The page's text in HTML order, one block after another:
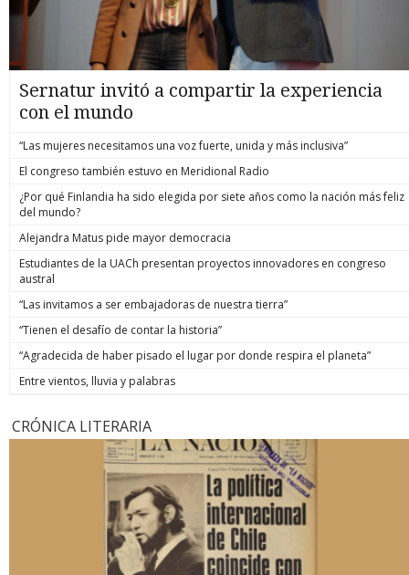
Sernatur invitó a compartir la experiencia
con el mundo
“Las mujeres necesitamos una voz fuerte, unida y más inclusiva”
El congreso también estuvo en Meridional Radio
¿Por qué Finlandia ha sido elegida por siete años como la nación más feliz
del mundo?
Alejandra Matus pide mayor democracia
Estudiantes de la UACh presentan proyectos innovadores en congreso
austral
“Las invitamos a ser embajadoras de nuestra tierra”
“Tienen el desafío de contar la historia”
“Agradecida de haber pisado el lugar por donde respira el planeta”
Entre vientos, lluvia y palabras
CRÓNICA LITERARIA